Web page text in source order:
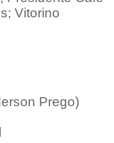
Vitorino
Prego)